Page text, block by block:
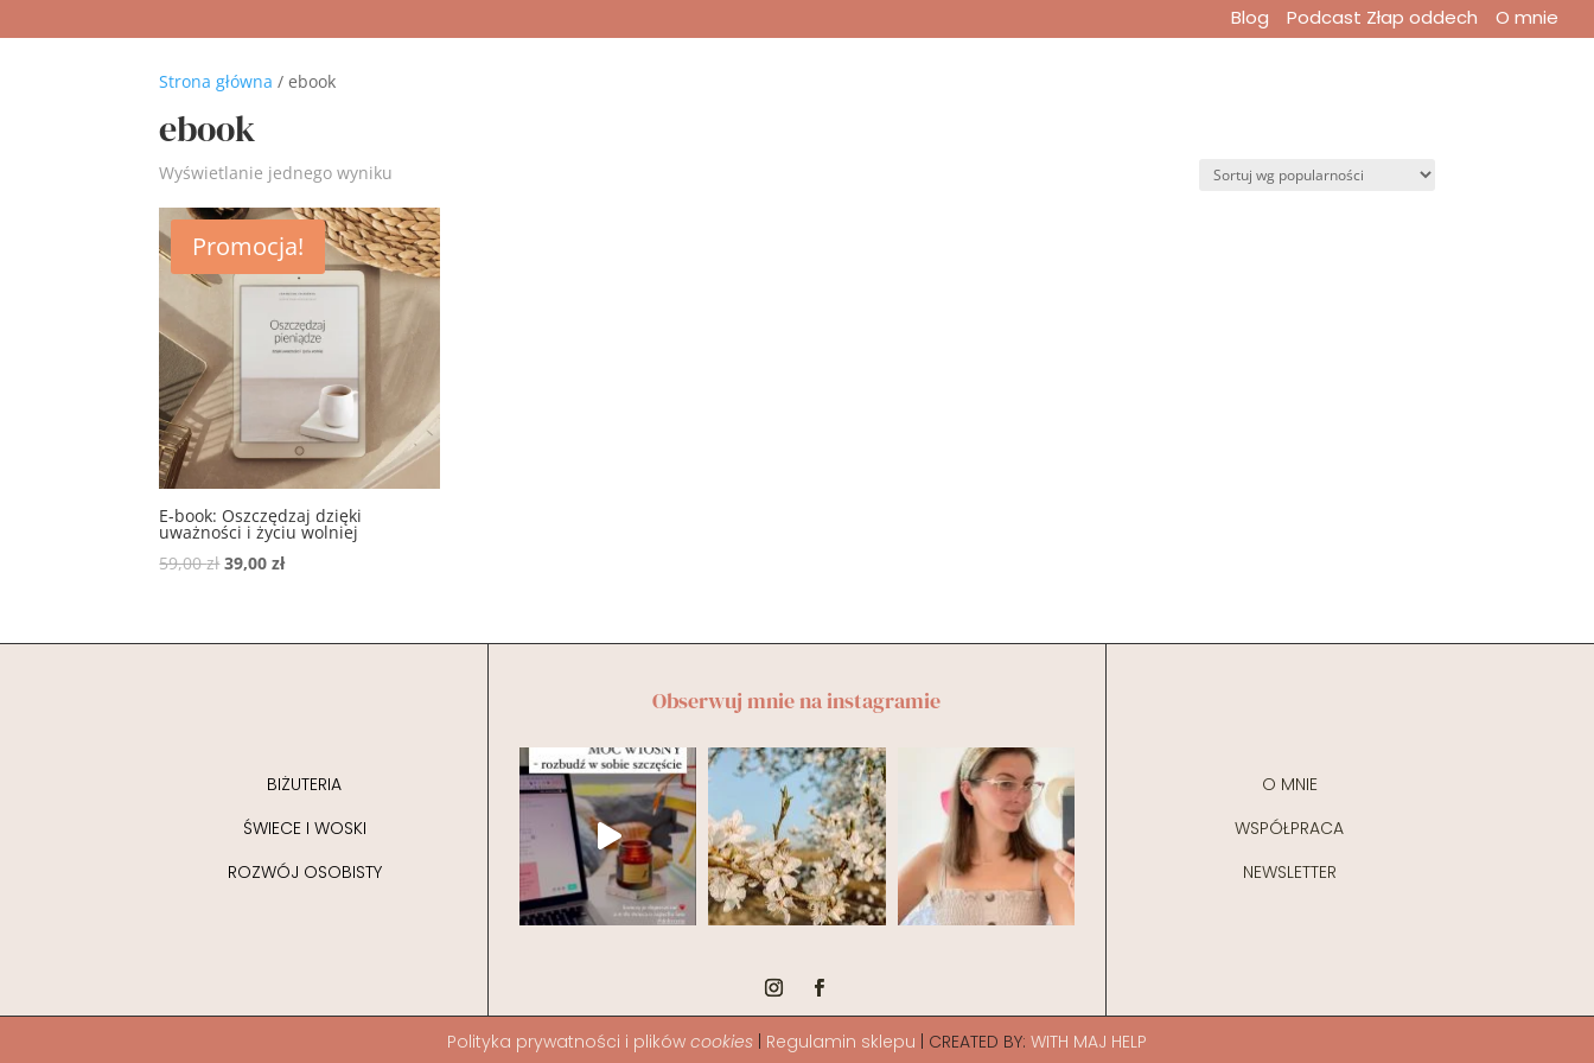
Blog Podcast Złap oddech O mnie
Strona główna / ebook
ebook
Wyświetlanie jednego wyniku
Promocja!
E-book: Oszczędzaj dzięki
uważności i życiu wolniej
59,00zł 39,00zł
BIŻUTERIA
ŚWIECE I WOSKI
ROZWÓJ OSOBISTY
Obserwuj mnie na instagramie
O MNIE
WSPÓŁPRACA
NEWSLETTER
Polityka prywatności i plików cookies | Regulamin sklepu | CREATED BY: WITH MAJ HELP